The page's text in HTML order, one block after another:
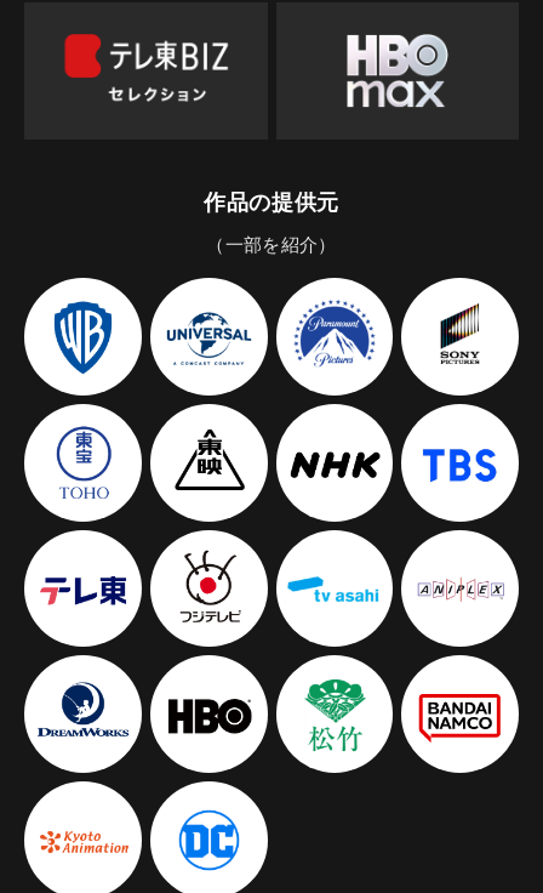
作品の提供元
（一部を紹介）